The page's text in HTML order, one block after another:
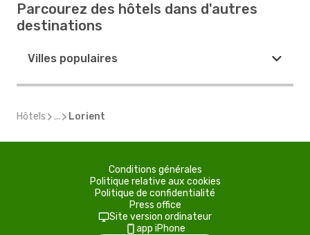
Parcourez des hôtels dans d'autres
destinations
Villes populaires
Hôtels ... Lorient
Conditions générales
Politique relative aux cookies
Politique de confidentialité
Press office
Site version ordinateur
app iPhone